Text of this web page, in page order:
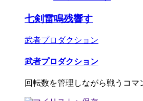
七剣雷鳴残響す
武者プロダクション
武者プロダクション
回転数を管理しながら戦うコマ